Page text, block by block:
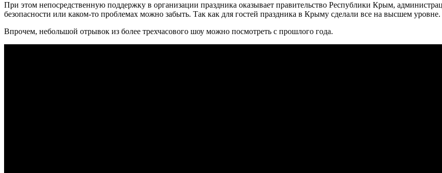
При этом непосредственную поддержку в организации праздника оказывает правительство Республики Крым,
безопасности или каком-то проблемах можно забыть. Так как для гостей праздника в Крыму сделали все на высшем уровне.
Впрочем, небольшой отрывок из более трехчасового шоу можно посмотреть с прошлого года.